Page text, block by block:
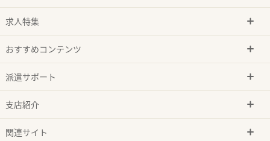
求人特集
おすすめコンテンツ
派遣サポート
支店紹介
関連サイト